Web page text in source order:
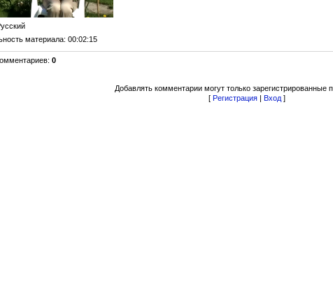
материала: 00:02:15
: 0
Добавлять комментарии могут только зарегистрированные
[ Регистрация | Вход ]